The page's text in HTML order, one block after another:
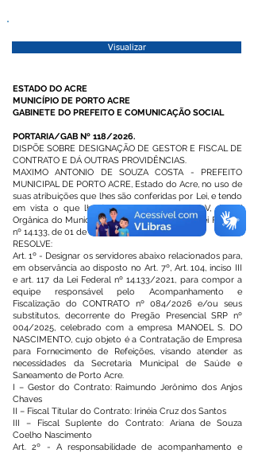
Visualizar
ESTADO DO ACRE
MUNICÍPIO DE PORTO ACRE
GABINETE DO PREFEITO E COMUNICAÇÃO SOCIAL
PORTARIA/GAB Nº 118/2026.
DISPÕE SOBRE DESIGNAÇÃO DE GESTOR E FISCAL DE
CONTRATO E DÁ OUTRAS PROVIDÊNCIAS.
MAXIMO ANTONIO DE SOUZA COSTA - PREFEITO
MUNICIPAL DE PORTO ACRE, Estado do Acre, no uso de
suas atribuições que lhes são conferidas por Lei, e tendo
em vista o que lhe faculta o art. 58, inciso V, da Lei
Orgânica do Município de Porto Acre-AC e a Lei Federal
nº 14.133, de 01 de abril de 2021;
RESOLVE:
Art. 1º - Designar os servidores abaixo relacionados para,
em observância ao disposto no Art. 7º, Art. 104, inciso III
e art. 117 da Lei Federal nº 14.133/2021, para compor a
equipe responsável pelo Acompanhamento e
Fiscalização do CONTRATO nº 084/2026 e/ou seus
substitutos, decorrente do Pregão Presencial SRP nº
004/2025, celebrado com a empresa MANOEL S. DO
NASCIMENTO, cujo objeto é a Contratação de Empresa
para Fornecimento de Refeições, visando atender as
necessidades da Secretaria Municipal de Saúde e
Saneamento de Porto Acre.
I – Gestor do Contrato: Raimundo Jerônimo dos Anjos
Chaves
II – Fiscal Titular do Contrato: Irinéia Cruz dos Santos
III – Fiscal Suplente do Contrato: Ariana de Souza
Coelho Nascimento
Art. 2º - A responsabilidade de acompanhamento e